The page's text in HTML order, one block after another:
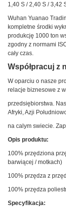
1,40 S / 2,40 S / 3,42
Wuhan Yuanao
kompletne środki
produkcję 1000 ton
zgodny z normami
cały czas.
Współpracuj z
W oparciu o nasze
relacje biznesowe z
przedsiębiorstwa.
Afryki, Azji
na calym swiecie.
Opis produktu:
100% przędziona
barwiącej / motkach)
100% przędza z
100% przędza
Specyfikacja: